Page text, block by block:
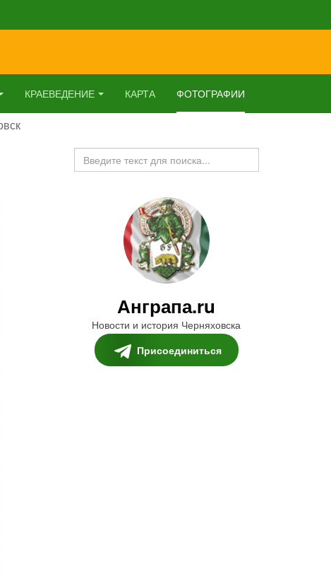
КРАЕВЕДЕНИЕ КАРТА ФОТОГРАФИИ
Искать...
Анграпа.ru
Новости и история Черняховска
Присоединиться